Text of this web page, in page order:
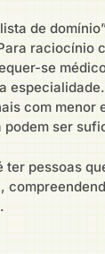
de
raciocínio
se
com menor
ser
pessoas